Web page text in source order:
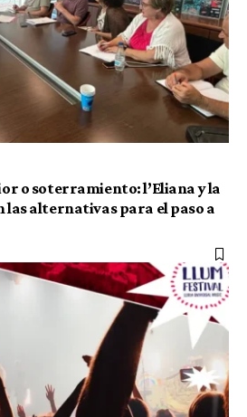
o soterramiento: l’Eliana y la
alternativas para el paso a